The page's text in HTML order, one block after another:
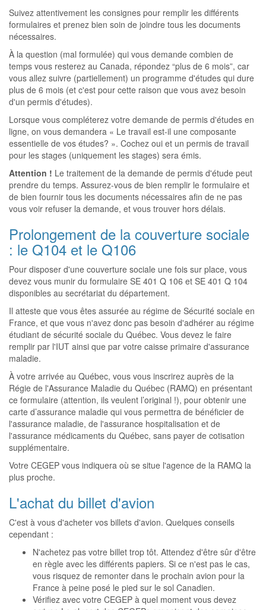
Suivez attentivement les consignes pour remplir les différents
formulaires et prenez bien soin de joindre tous les documents
nécessaires.
À la question (mal formulée) qui vous demande combien de
temps vous resterez au Canada, répondez “plus de 6 mois”, car
vous allez suivre (partiellement) un programme d'études qui dure
plus de 6 mois (et c'est pour cette raison que vous avez besoin
d'un permis d'études).
Lorsque vous compléterez votre demande de permis d'études en
ligne, on vous demandera « Le travail est-il une composante
essentielle de vos études? ». Cochez oui et un permis de travail
pour les stages (uniquement les stages) sera émis.
Attention ! Le traitement de la demande de permis d'étude peut
prendre du temps. Assurez-vous de bien remplir le formulaire et
de bien fournir tous les documents nécessaires afin de ne pas
vous voir refuser la demande, et vous trouver hors délais.
Prolongement de la couverture sociale
: le Q104 et le Q106
Pour disposer d'une couverture sociale une fois sur place, vous
devez vous munir du formulaire SE 401 Q 106 et SE 401 Q 104
disponibles au secrétariat du département.
Il atteste que vous êtes assurée au régime de Sécurité sociale en
France, et que vous n'avez donc pas besoin d'adhérer au régime
étudiant de sécurité sociale du Québec. Vous devez le faire
remplir par l'IUT ainsi que par votre caisse primaire d'assurance
maladie.
À votre arrivée au Québec, vous vous inscrirez auprès de la
Régie de l'Assurance Maladie du Québec (RAMQ) en présentant
ce formulaire (attention, ils veulent l’original !), pour obtenir une
carte d’assurance maladie qui vous permettra de bénéficier de
l'assurance maladie, de l'assurance hospitalisation et de
l'assurance médicaments du Québec, sans payer de cotisation
supplémentaire.
Votre CEGEP vous indiquera où se situe l'agence de la RAMQ la
plus proche.
L'achat du billet d'avion
C'est à vous d'acheter vos billets d'avion. Quelques conseils
cependant :
N'achetez pas votre billet trop tôt. Attendez d'être sûr d'être
en règle avec les différents papiers. Si ce n'est pas le cas,
vous risquez de remonter dans le prochain avion pour la
France à peine posé le pied sur le sol Canadien.
Vérifiez avec votre CEGEP à quel moment vous devez